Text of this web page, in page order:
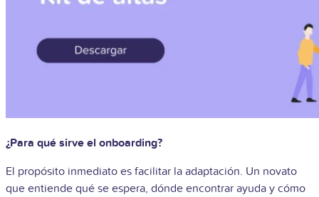
¿Para qué sirve el onboarding?
El propósito inmediato es facilitar la adaptación. Un novato
que entiende qué se espera, dónde encontrar ayuda y cómo